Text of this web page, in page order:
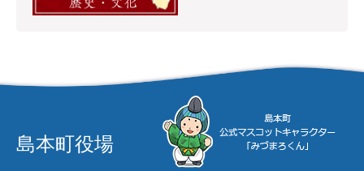
島本町役場